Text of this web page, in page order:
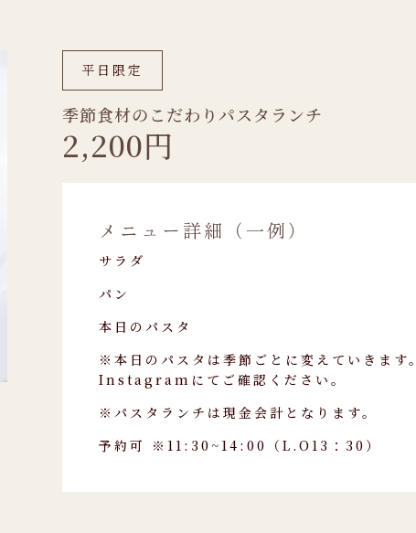
平日限定
季節食材のこだわりパスタランチ
2,200円
メニュー詳細（一例）
サラダ
パン
本日のパスタ
※本日のパスタは季節ごとに変えていきます。
Instagramにてご確認ください。
※パスタランチは現金会計となります。
予約可
※11:30~14:00（L.O13：30）